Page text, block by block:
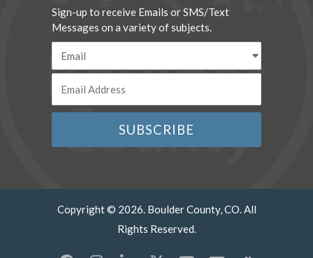
Sign-up to receive Emails or SMS/Text
Messages on a variety of subjects.
Copyright © 2026. Boulder County, CO. All
Rights Reserved.